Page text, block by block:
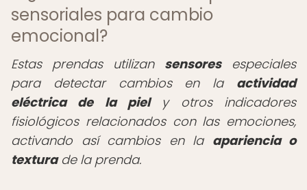
sensoriales para cambio
emocional?
Estas prendas utilizan sensoresespeciales
para detectar cambios en la actividad
eléctrica de la piely otros indicadores
fisiológicos relacionados con las emociones,
activando así cambios en la apariencia o
texturade la prenda.